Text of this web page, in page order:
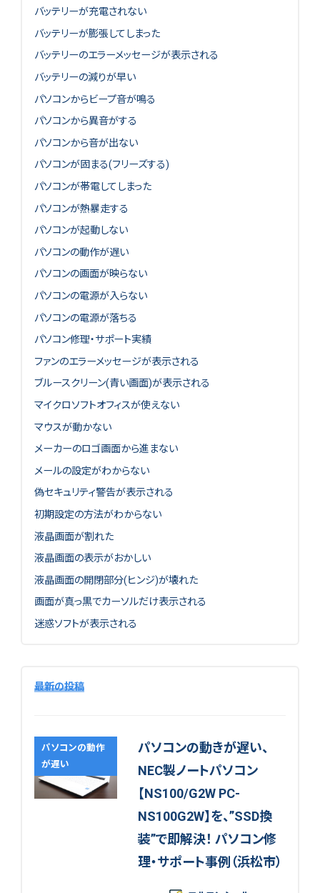
バッテリーが充電されない
バッテリーが膨張してしまった
バッテリーのエラーメッセージが表示される
バッテリーの減りが早い
パソコンからビープ音が鳴る
パソコンから異音がする
パソコンから音が出ない
パソコンが固まる(フリーズする)
パソコンが帯電してしまった
パソコンが熱暴走する
パソコンが起動しない
パソコンの動作が遅い
パソコンの画面が映らない
パソコンの電源が入らない
パソコンの電源が落ちる
パソコン修理・サポート実績
ファンのエラーメッセージが表示される
ブルースクリーン(青い画面)が表示される
マイクロソフトオフィスが使えない
マウスが動かない
メーカーのロゴ画面から進まない
メールの設定がわからない
偽セキュリティ警告が表示される
初期設定の方法がわからない
液晶画面が割れた
液晶画面の表示がおかしい
液晶画面の開閉部分(ヒンジ)が壊れた
画面が真っ黒でカーソルだけ表示される
迷惑ソフトが表示される
最新の投稿
パソコンの動作
が遅い
パソコンの動きが遅い、
NEC製ノートパソコン
【NS100/G2W PC-
NS100G2W】を、”SSD換
装”で即解決！ パソコン修
理・サポート事例（浜松市）